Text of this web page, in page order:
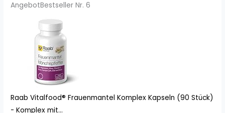
AngebotBestseller Nr. 6
Raab Vitalfood® Frauenmantel Komplex Kapseln (90 Stück)
- Komplex mit...